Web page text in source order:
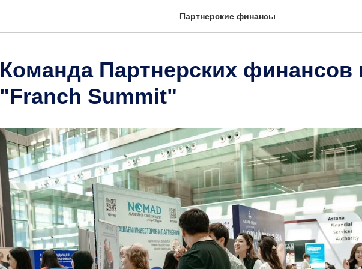
Партнерские финансы
Команда Партнерских финансов
"Franch Summit"